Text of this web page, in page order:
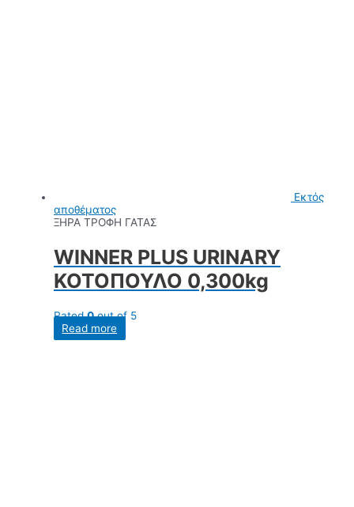
Εκτός
αποθέματος
ΞΗΡΑ ΤΡΟΦΗ ΓΑΤΑΣ
WINNER PLUS URINARY
ΚΟΤΟΠΟΥΛΟ 0,300kg
Rated0out of 5
Read more